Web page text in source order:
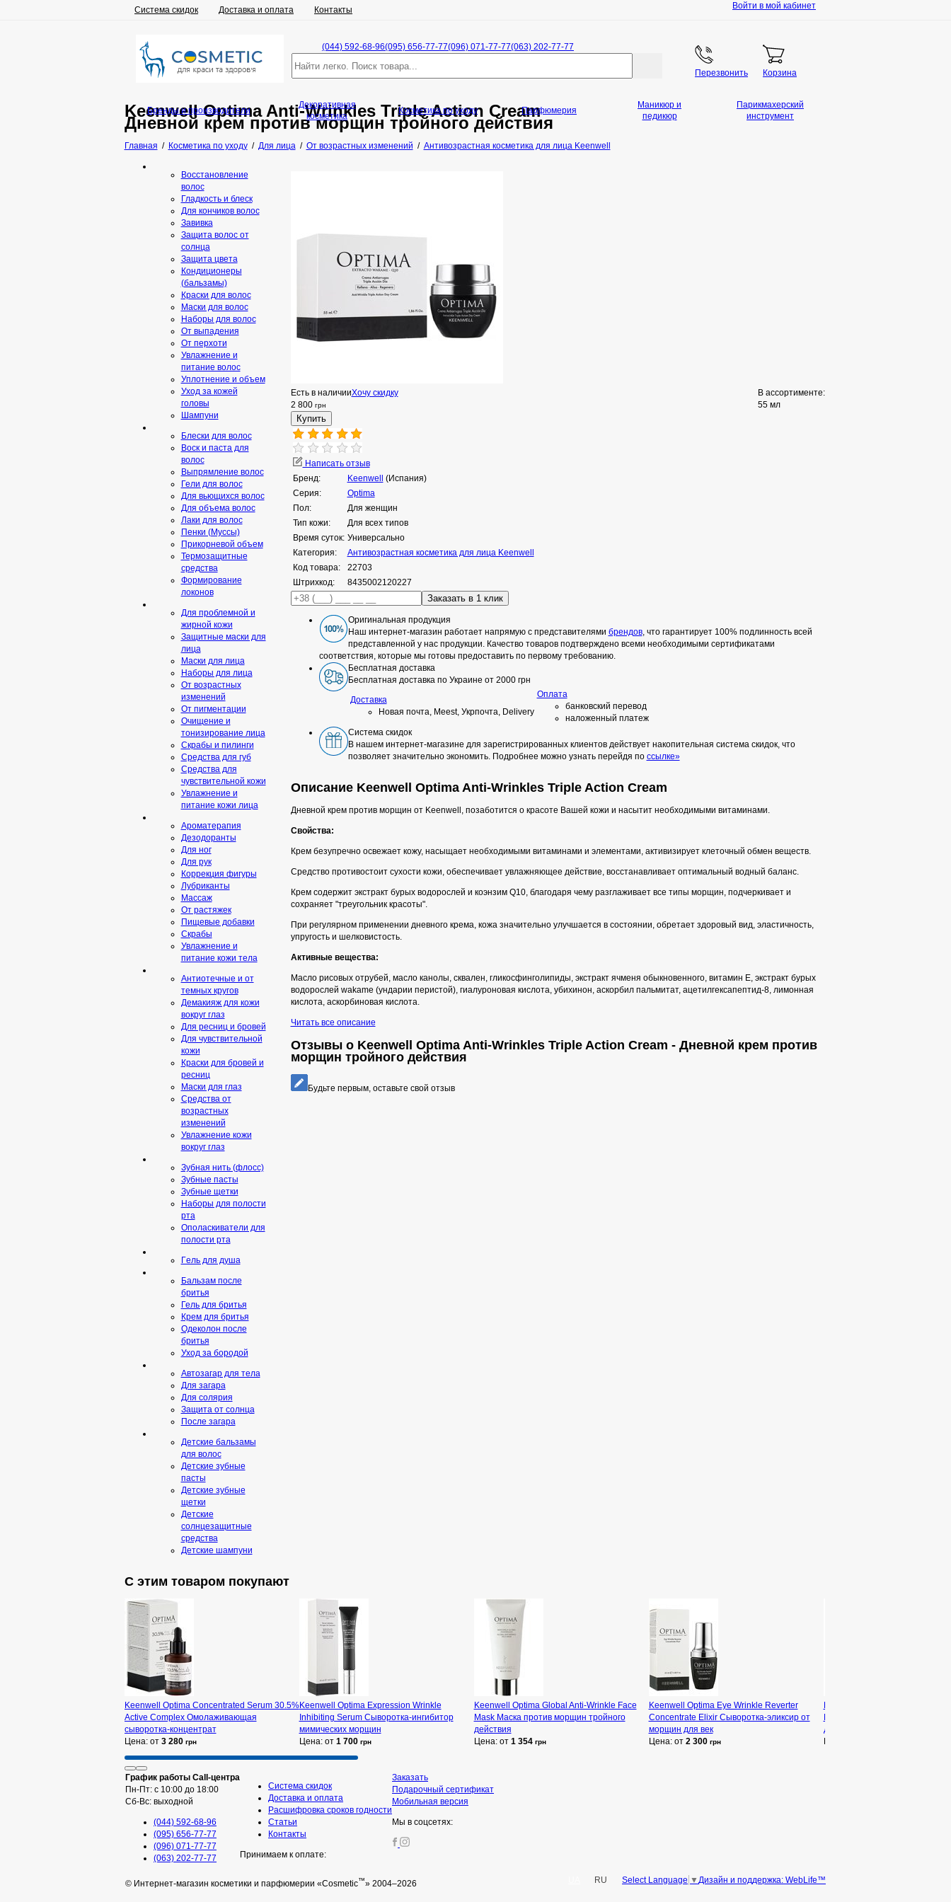
Система скидок Доставка и оплата Контакты Войти в мой кабинет
(044) 592-68-96(095) 656-77-77(096) 071-77-77(063) 202-77-77
Перезвонить Корзина
Keenwell Optima Anti-Wrinkles Triple Action Cream
Дневной крем против морщин тройного действия
Главная / Косметика по уходу/ Для лица/ От возрастных изменений / Антивозрастная косметика для лица Keenwell
Хочу скидку
В ассортименте:
55 мл
Есть в наличии
2 800 грн
Написать отзыв
Бренд:
Keenwell
(Испания)
Серия:
Optima
Пол:
Для женщин
Тип кожи:
Для всех типов
Время суток: Универсально
Категория:
Антивозрастная косметика для лица Keenwell
Код товара:
22703
Штрихкод:
8435002120227
Оригинальная продукция
Наш интернет-магазин работает напрямую с представителями брендов, что гарантирует 100% подлинность всей
представленной у нас продукции. Качество товаров подтверждено всеми необходимыми сертификатами
соответствия, которые мы готовы предоставить по первому требованию.
Бесплатная доставка
Бесплатная доставка по Украине от 2000 грн
Доставка
Новая почта, Meest, Укрпочта, Delivery
Оплата
банковский перевод
наложенный платеж
Система скидок
В нашем интернет-магазине для зарегистрированных клиентов действует накопительная система скидок, что
позволяет значительно экономить. Подробнее можно узнать перейдя по ссылке»
Описание Keenwell Optima Anti-Wrinkles Triple Action Cream
Дневной крем против морщин от Keenwell, позаботится о красоте Вашей кожи и насытит необходимыми витаминами.
Свойства:
Крем безупречно освежает кожу, насыщает необходимыми витаминами и элементами, активизирует клеточный обмен веществ.
Средство противостоит сухости кожи, обеспечивает увлажняющее действие, восстанавливает оптимальный водный баланс.
Крем содержит экстракт бурых водорослей и коэнзим Q10, благодаря чему разглаживает все типы морщин, подчеркивает и
сохраняет "треугольник красоты".
При регулярном применении дневного крема, кожа значительно улучшается в состоянии, обретает здоровый вид, эластичность,
упругость и шелковистость.
Активные вещества:
Масло рисовых отрубей, масло канолы, сквален, гликосфинголипиды, экстракт ячменя обыкновенного, витамин Е, экстракт бурых
водорослей wakame (ундарии перистой), гиалуроновая кислота, убихинон, аскорбил пальмитат, ацетилгексапептид-8, лимонная
кислота, аскорбиновая кислота.
Читать все описание
Отзывы о Keenwell Optima Anti-Wrinkles Triple Action Cream - Дневной крем против
морщин тройного действия
Будьте первым, оставьте свой отзыв
Бренды и производители
Декоративная
косметика
Косметика по уходу Парфюмерия
Маникюр и
педикюр
Парикмахерский
инструмент
Восстановление
волос
Гладкость и блеск
Для кончиков волос
Завивка
Защита волос от
солнца
Защита цвета
Кондиционеры
(бальзамы)
Краски для волос
Маски для волос
Наборы для волос
От выпадения
От перхоти
Увлажнение и
питание волос
Уплотнение и объем
Уход за кожей
головы
Шампуни
Блески для волос
Воск и паста для
волос
Выпрямление волос
Гели для волос
Для вьющихся волос
Для объема волос
Лаки для волос
Пенки (Муссы)
Прикорневой объем
Термозащитные
средства
Формирование
локонов
Для проблемной и
жирной кожи
Защитные маски для
лица
Маски для лица
Наборы для лица
От возрастных
изменений
От пигментации
Очищение и
тонизирование лица
Скрабы и пилинги
Средcтва для губ
Средства для
чувствительной кожи
Увлажнение и
питание кожи лица
Ароматерапия
Дезодоранты
Для ног
Для рук
Коррекция фигуры
Лубриканты
Массаж
От растяжек
Пищевые добавки
Скрaбы
Увлажнение и
питание кожи тела
Антиотечные и от
темных кругов
Демакияж для кожи
вокруг глаз
Для ресниц и бровей
Для чувствительной
кожи
Краски для бровей и
ресниц
Маски для глаз
Средства от
возрастных
изменений
Увлажнение кожи
вокруг глаз
Зубная нить (флосс)
Зубные пасты
Зубные щетки
Наборы для полости
рта
Ополаскиватели для
полости рта
Гeль для душа
Бальзам после
бритья
Гель для бритья
Крем для бритья
Одеколон после
бритья
Уход за бородой
Автозагар для тела
Для загара
Для солярия
Защита от солнца
После загара
Детские бальзамы
для волос
Детские зубные
пасты
Детские зубные
щетки
Детские
солнцезащитные
средства
Детские шампуни
С этим товаром покупают
Keenwell Optima Concentrated Serum 30.5%
Active Complex Омолаживающая
сыворотка-концентрат
Цена: от 3 280 грн
Keenwell Optima Expression Wrinkle
Inhibiting Serum Сыворотка-ингибитор
мимических морщин
Цена: от 1 700 грн
Keenwell Optima Global Anti-Wrinkle Face
Mask Маска против морщин тройного
действия
Цена: от 1 354 грн
Keenwell Optima Eye Wrinkle Reverter
Concentrate Elixir Сыворотка-эликсир от
морщин для век
Цена: от 2 300 грн
для контура глаз и губ с
График работы Call-центра
Пн-Пт: с 10:00 до 18:00
Сб-Вс: выходной
(044) 592-68-96
(095) 656-77-77
(096) 071-77-77
(063) 202-77-77
Система скидок
Доставка и оплата
Расшифровка сроков годности
Статьи
Контакты
Принимаем к оплате:
Заказать
Подарочный сертификат
Мобильная версия
Мы в соцсетях:
© Интернет-магазин косметики и парфюмерии «Cosmetic™» 2004–2026 Дизайн и поддержка: WebLife™
Select Language ▼
RU